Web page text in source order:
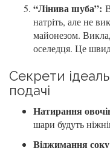
“Лінива шуба”:
натріть, але не
майонезом.
оселедця. Це
Секрети
подачі
Натирання
шари будуть
Віджимання